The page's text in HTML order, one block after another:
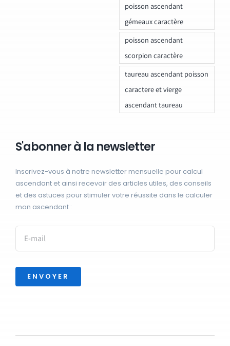
poisson ascendant
gémeaux caractère
poisson ascendant
scorpion caractère
taureau ascendant poisson
caractere et vierge
ascendant taureau
S'abonner à la newsletter
Inscrivez-vous à notre newsletter mensuelle pour calcul
ascendant et ainsi recevoir des articles utiles, des conseils
et des astuces pour stimuler votre réussite dans le calculer
mon ascendant :
ENVOYER